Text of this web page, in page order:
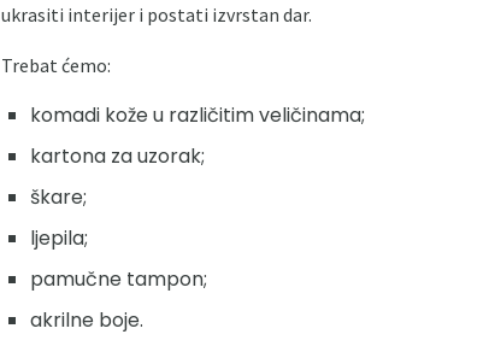
ukrasiti interijer i postati izvrstan dar.
Trebat ćemo:
komadi kože u različitim veličinama;
kartona za uzorak;
škare;
ljepila;
pamučne tampon;
akrilne boje.